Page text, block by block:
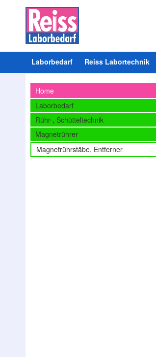
Laborbedarf Reiss Labortechnik
Home
Laborbedarf
Rühr-, Schütteltechnik
Magnetrührer
Magnetrührstäbe, Entferner